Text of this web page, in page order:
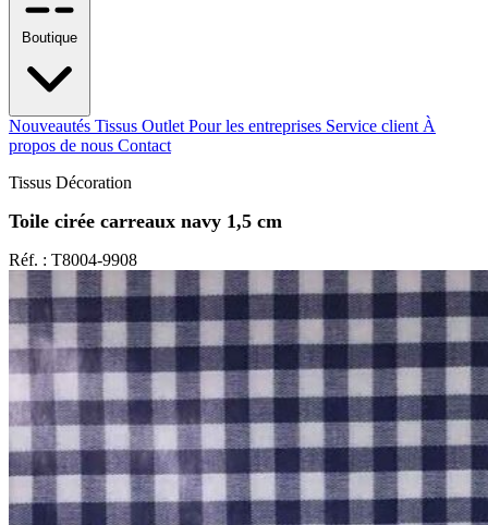
Boutique
Nouveautés Tissus Outlet Pour les entreprises Service client À
propos de nous Contact
Tissus Décoration
Toile cirée carreaux navy 1,5 cm
Réf. : T8004-9908